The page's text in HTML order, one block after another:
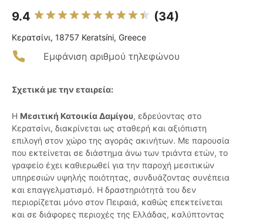
9.4 (34)
Κερατσίνι, 18757 Keratsíni, Greece
Εμφάνιση αριθμού τηλεφώνου
Σχετικά με την εταιρεία:
Η Μεσιτική Κατοικία Δαμίγου, εδρεύοντας στο
Κερατσίνι, διακρίνεται ως σταθερή και αξιόπιστη
επιλογή στον χώρο της αγοράς ακινήτων. Με παρουσία
που εκτείνεται σε διάστημα άνω των τριάντα ετών, το
γραφείο έχει καθιερωθεί για την παροχή μεσιτικών
υπηρεσιών υψηλής ποιότητας, συνδυάζοντας συνέπεια
και επαγγελματισμό. Η δραστηριότητά του δεν
περιορίζεται μόνο στον Πειραιά, καθώς επεκτείνεται
και σε διάφορες περιοχές της Ελλάδας, καλύπτοντας